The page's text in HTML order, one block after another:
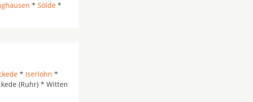
* Sölde *
* Iserlohn *
(Ruhr) * Witten